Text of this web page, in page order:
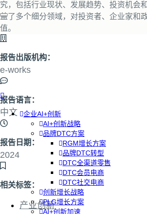
企业AI+创新
AI+创新战略
品牌DTC方案
RGM增长方案
品牌DTC转型
DTC全渠道零售
DTC会员电商
DTC社交电商
创新增长战略
PLG增长方案
AI+创新加速
究，包括行业现状、发展趋势、投资机会
盖了多个细分领域，对投资者、企业家和
值。
报告出版机构：
e-works
报告语言：
中文
报告日期：
2024
相关标签：
产业创新